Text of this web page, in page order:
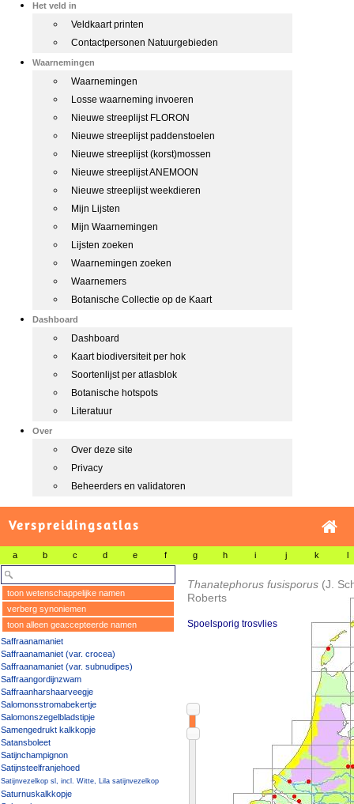
Het veld in
Veldkaart printen
Contactpersonen Natuurgebieden
Waarnemingen
Waarnemingen
Losse waarneming invoeren
Nieuwe streeplijst FLORON
Nieuwe streeplijst paddenstoelen
Nieuwe streeplijst (korst)mossen
Nieuwe streeplijst ANEMOON
Nieuwe streeplijst weekdieren
Mijn Lijsten
Mijn Waarnemingen
Lijsten zoeken
Waarnemingen zoeken
Waarnemers
Botanische Collectie op de Kaart
Dashboard
Dashboard
Kaart biodiversiteit per hok
Soortenlijst per atlasblok
Botanische hotspots
Literatuur
Over
Over deze site
Privacy
Beheerders en validatoren
Verspreidingsatlas
a b c d e f g h i j k l
toon wetenschappelijke namen
verberg synoniemen
toon alleen geaccepteerde namen
Saffraanamaniet
Saffraanamaniet (var. crocea)
Saffraanamaniet (var. subnudipes)
Saffraangordijnzwam
Saffraanharshaarveegje
Salomonsstromabekertje
Salomonszegelbladstipje
Samengedrukt kalkkopje
Satansboleet
Satijnchampignon
Satijnsteelfranjehoed
Satijnvezelkop sl, incl. Witte, Lila satijnvezelkop
Saturnuskalkkopje
Thanatephorus fusisporus (J.
Roberts
Spoelsporig trosvlies